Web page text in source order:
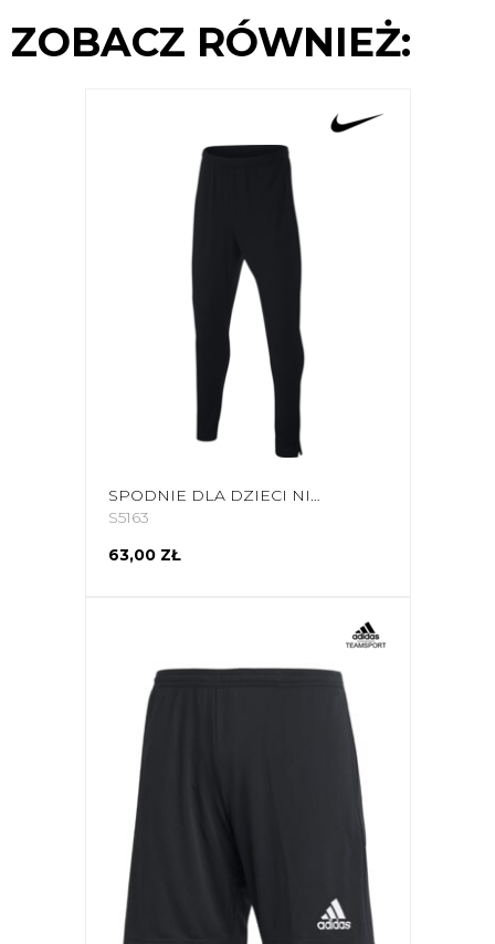
ZOBACZ RÓWNIEŻ:
SPODNIE DLA DZIECI NIKE DRI-FIT ACADEMY PANT JUNIOR CZARNE AO0745 011
S5163
63,00 ZŁ